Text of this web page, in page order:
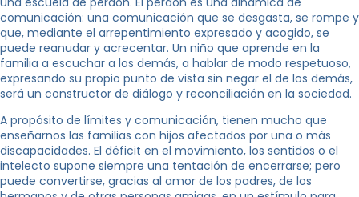
comunicación: una comunicación que se desgasta, se rompe y
que, mediante el arrepentimiento expresado y acogido, se
puede reanudar y acrecentar. Un niño que aprende en la
familia a escuchar a los demás, a hablar de modo respetuoso,
expresando su propio punto de vista sin negar el de los demás,
será un constructor de diálogo y reconciliación en la sociedad.
A propósito de límites y comunicación, tienen mucho que
enseñarnos las familias con hijos afectados por una o más
discapacidades. El déficit en el movimiento, los sentidos o el
intelecto supone siempre una tentación de encerrarse; pero
puede convertirse, gracias al amor de los padres, de los